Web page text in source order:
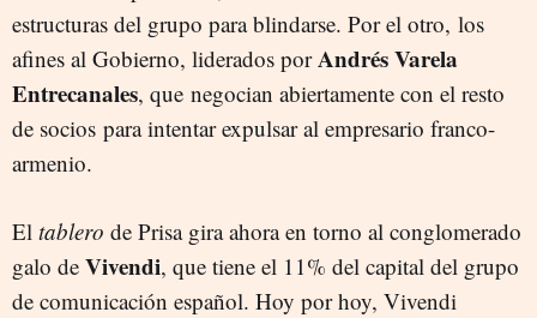
estructuras del grupo para blindarse. Por el otro, los
afines al Gobierno, liderados porAndrés Varela
Entrecanales, que negocian abiertamente con el resto
de socios para intentar expulsar al empresario franco-
armenio.
El tablero de Prisa gira ahora en torno al conglomerado
galo de Vivendi, que tiene el 11% del capital del grupo
de comunicación español. Hoy por hoy, Vivendi